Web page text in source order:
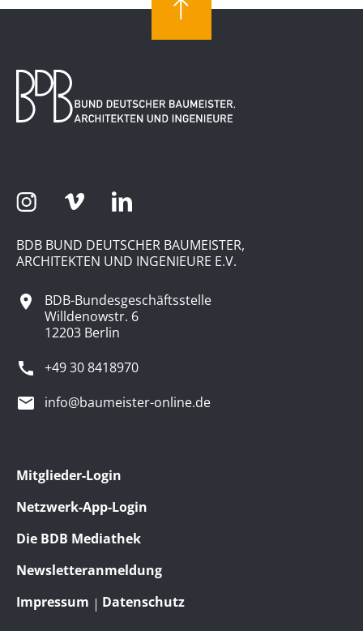
BDB BUND DEUTSCHER BAUMEISTER,
ARCHITEKTEN UND INGENIEURE E.V.
BDB-Bundesgeschäftsstelle
Willdenowstr. 6
12203 Berlin
+49 30 8418970
info@baumeister-online.de
Mitglieder-Login
Netzwerk-App-Login
Die BDB Mediathek
Newsletteranmeldung
Impressum
Datenschutz